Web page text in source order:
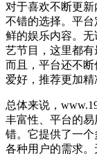
对于喜欢不断更
不错的选择。平
鲜的娱乐内容。
艺节目，这里都有
而且，平台还不
爱好，推荐更加精
总体来说，
丰富性、平台的
错。它提供了一
各种用户的需求